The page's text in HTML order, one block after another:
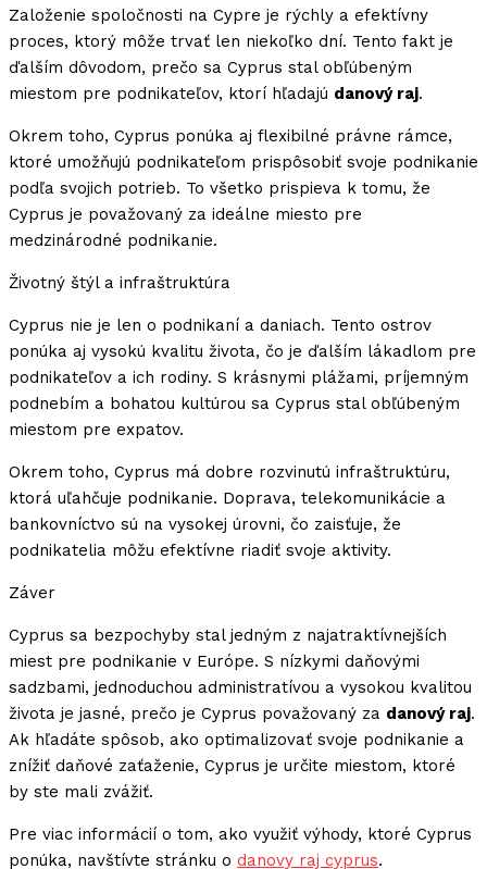
Založenie spoločnosti na Cypre je rýchly a efektívny
proces, ktorý môže trvať len niekoľko dní. Tento fakt je
ďalším dôvodom, prečo sa Cyprus stal obľúbeným
miestom pre podnikateľov, ktorí hľadajú danový raj.
Okrem toho, Cyprus ponúka aj flexibilné právne rámce,
ktoré umožňujú podnikateľom prispôsobiť svoje podnikanie
podľa svojich potrieb. To všetko prispieva k tomu, že
Cyprus je považovaný za ideálne miesto pre
medzinárodné podnikanie.
Životný štýl a infraštruktúra
Cyprus nie je len o podnikaní a daniach. Tento ostrov
ponúka aj vysokú kvalitu života, čo je ďalším lákadlom pre
podnikateľov a ich rodiny. S krásnymi plážami, príjemným
podnebím a bohatou kultúrou sa Cyprus stal obľúbeným
miestom pre expatov.
Okrem toho, Cyprus má dobre rozvinutú infraštruktúru,
ktorá uľahčuje podnikanie. Doprava, telekomunikácie a
bankovníctvo sú na vysokej úrovni, čo zaisťuje, že
podnikatelia môžu efektívne riadiť svoje aktivity.
Záver
Cyprus sa bezpochyby stal jedným z najatraktívnejších
miest pre podnikanie v Európe. S nízkymi daňovými
sadzbami, jednoduchou administratívou a vysokou kvalitou
života je jasné, prečo je Cyprus považovaný za danový raj.
Ak hľadáte spôsob, ako optimalizovať svoje podnikanie a
znížiť daňové zaťaženie, Cyprus je určite miestom, ktoré
by ste mali zvážiť.
Pre viac informácií o tom, ako využiť výhody, ktoré Cyprus
ponúka, navštívte stránku o danovy raj cyprus.